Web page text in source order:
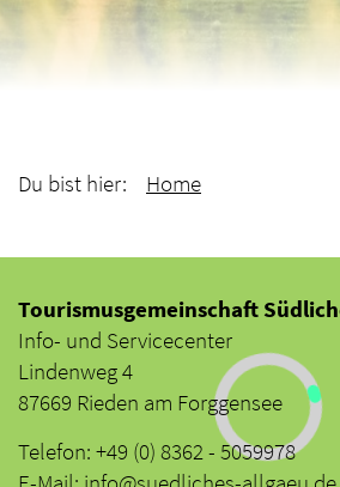
Du bist hier: Home
Tourismusgemeinschaft
Info- und Servicecenter
Lindenweg 4
87669 Rieden am Forggensee
Telefon: +49 (0) 8362 - 5059978